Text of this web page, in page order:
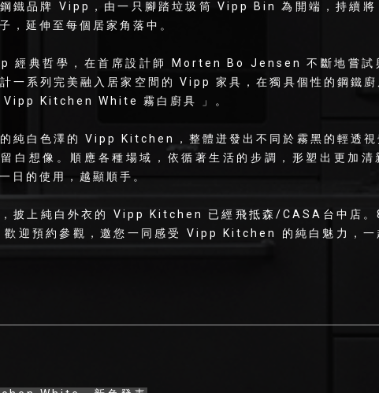
鐵品牌 Vipp，由一只腳踏垃圾筒 Vipp Bin 為開端，持續
，延伸至每個居家角落中。
經典哲學，在首席設計師 Morten Bo Jensen 不斷地嘗試
一系列完美融入居家空間的 Vipp 家具，在獨具個性的鋼鐵廚
Vipp Kitchen White 霧白廚具 」。
純白色澤的 Vipp Kitchen，整體迸發出不同於霧黑的輕透視
白想像。順應各種場域，依循著生活的步調，形塑出更加清
日的使用，越顯順手。
披上純白外衣的 Vipp Kitchen 已經飛抵森/CASA台中店
歡迎預約參觀，邀您一同感受 Vipp Kitchen 的純白魅力，一